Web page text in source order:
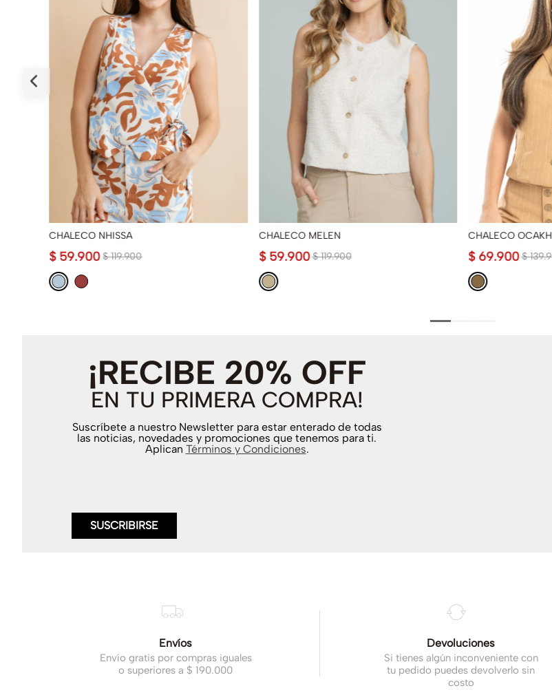
CHALECO NHISSA
$ 119.900
$ 59.900
CHALECO MELEN
$ 119.900
$ 59.900
CHALECO OCAKH
$ 139.
$ 69.900
¡RECIBE 20% OFF
EN TU PRIMERA COMPRA!
Suscríbete a nuestro Newsletter para estar enterado de todas
las noticias, novedades y promociones que tenemos para ti.
Aplican Términos y Condiciones.
SUSCRIBIRSE
Envíos
Envío gratis por compras iguales
o superiores a $ 190.000
Devoluciones
Si tienes algún inconveniente con
tu pedido puedes devolverlo sin
costo